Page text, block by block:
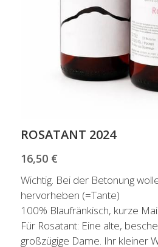
ROSATANT 2024
16,50 €
Wichtig. Bei der Betonung
hervorheben (=Tante)
100% Blaufränkisch, kurze
Für Rosatant: Eine alte,
großzügige Dame. Ihr kleiner